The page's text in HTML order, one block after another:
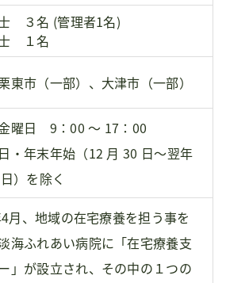
３名 (管理者1名)
１名
東市（一部）、大津市（一部）
曜日 9：00～ 17 ： 00
・年末年始（12 月 30 日～翌年
）を除く
月、地域の在宅療養を担う事を
海ふれあい病院に「在宅療養支
」が設立され、その中の１つの